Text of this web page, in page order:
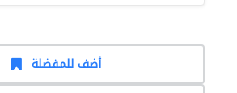
أضف للمفضلة